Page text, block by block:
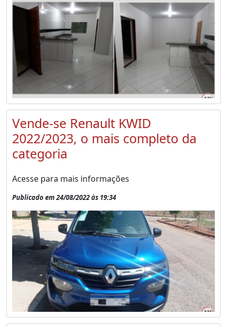
Vende-se Renault KWID
2022/2023, o mais completo da
categoria
Acesse para mais informações
Publicado em 24/08/2022 às 19:34